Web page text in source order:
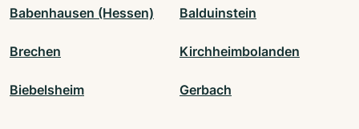
Babenhausen (Hessen) Balduinstein
Brechen Kirchheimbolanden
Biebelsheim Gerbach